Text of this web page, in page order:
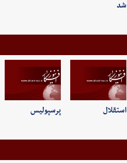
شد
استقلال پرسپولیس